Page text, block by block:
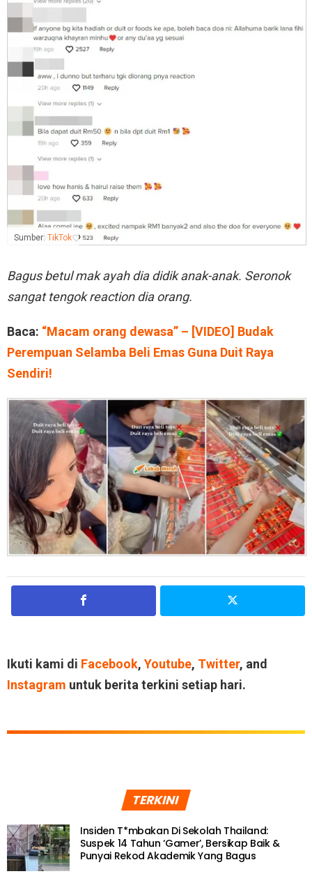
Sumber: TikTok
Bagus betul mak ayah dia didik anak-anak. Seronok
sangat tengok reaction dia orang.
Baca: “Macam orang dewasa” – [VIDEO] Budak
Perempuan Selamba Beli Emas Guna Duit Raya
Sendiri!
Ikuti kami di Facebook, Youtube, Twitter, and
Instagram untuk berita terkini setiap hari.
TERKINI
Insiden T*mbakan Di Sekolah Thailand:
Suspek 14 Tahun ‘Gamer’, Bersikap Baik &
Punyai Rekod Akademik Yang Bagus